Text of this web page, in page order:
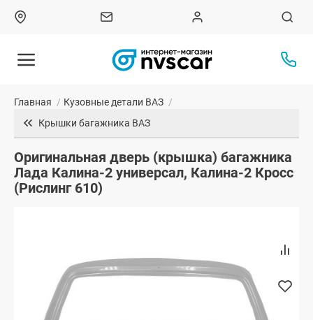
Главная / Кузовные детали ВАЗ /
Крышки багажника ВАЗ
Оригинальная дверь (крышка) багажника
Лада Калина-2 универсал, Калина-2 Кросс
(Рислинг 610)